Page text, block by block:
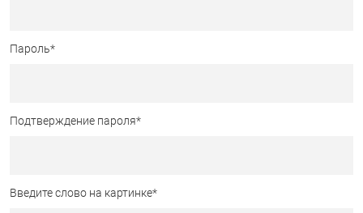
Пароль*
Подтверждение пароля*
Введите слово на картинке*